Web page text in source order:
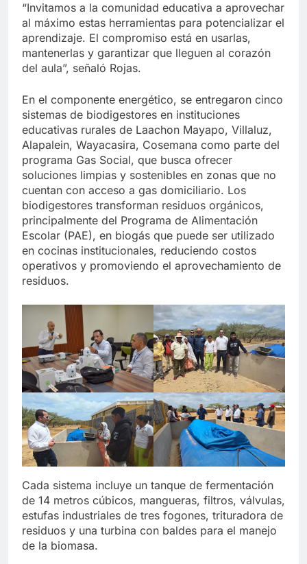
“Invitamos a la comunidad educativa a aprovechar
al máximo estas herramientas para potencializar el
aprendizaje. El compromiso está en usarlas,
mantenerlas y garantizar que lleguen al corazón
del aula”, señaló Rojas.
En el componente energético, se entregaron cinco
sistemas de biodigestores en instituciones
educativas rurales de Laachon Mayapo, Villaluz,
Alapalein, Wayacasira, Cosemana como parte del
programa Gas Social, que busca ofrecer
soluciones limpias y sostenibles en zonas que no
cuentan con acceso a gas domiciliario. Los
biodigestores transforman residuos orgánicos,
principalmente del Programa de Alimentación
Escolar (PAE), en biogás que puede ser utilizado
en cocinas institucionales, reduciendo costos
operativos y promoviendo el aprovechamiento de
residuos.
Cada sistema incluye un tanque de fermentación
de 14 metros cúbicos, mangueras, filtros, válvulas,
estufas industriales de tres fogones, trituradora de
residuos y una turbina con baldes para el manejo
de la biomasa.